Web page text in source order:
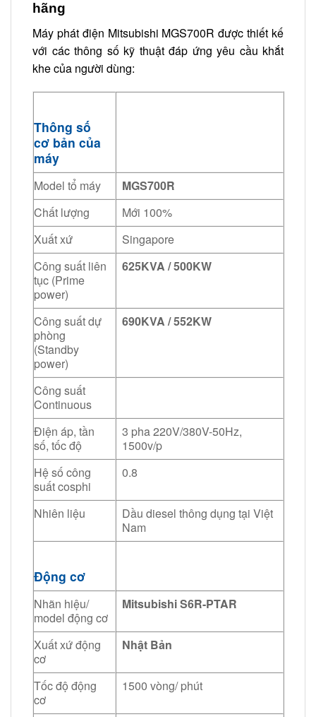
hãng
Máy phát điện Mitsubishi MGS700R được thiết kế
với các thông số kỹ thuật đáp ứng yêu cầu khắt
khe của người dùng:
Thông số
cơ bản của
máy
Model tổ máy
MGS700R
Chất lượng
Mới 100%
Xuất xứ
Singapore
Công suất liên
tục (Prime
power)
625KVA / 500KW
Công suất dự
phòng
(Standby
power)
690KVA / 552KW
Công suất
Continuous
Điện áp, tần
số, tốc độ
3 pha 220V/380V-50Hz,
1500v/p
Hệ số công
suất cosphi
0.8
Nhiên liệu
Dầu diesel thông dụng tại Việt
Nam
Động cơ
Nhãn hiệu/
model động cơ
Mitsubishi S6R-PTAR
Xuất xứ động
cơ
Nhật Bản
Tốc độ động
cơ
1500 vòng/ phút